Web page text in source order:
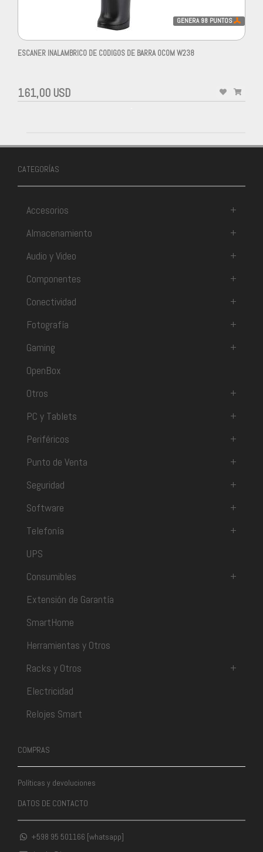
GENERA 98 PUNTOS
ESCANER INALAMBRICO DE CODIGOS DE BARRA OCOM W238
161,00 USD
CATEGORÍAS
Accesorios
+
Almacenamiento
+
Audio y Video
+
Componentes
+
Conectividad
+
Fotografía
+
Gaming
+
OpenBox
Otros
+
PC y Tablets
+
Periféricos
+
Punto de Venta
+
Seguridad
+
Software
+
Telefonía
+
UPS
Consumibles
+
Extensión de Garantía
SmartHome
Herramientas y Otros
Racks y Otros
+
Electricidad
Relojes Smart
COMPRAS
Políticas y devoluciones
DATOS DE CONTACTO
+598 95 501166 [whatsapp]